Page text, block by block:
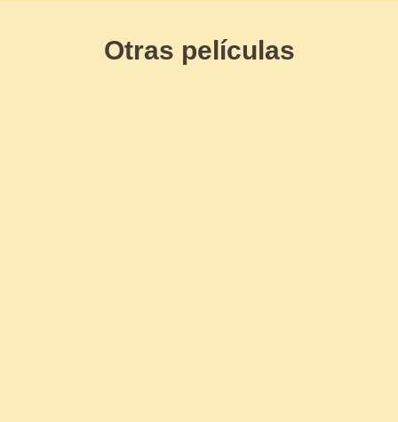
Otras películas